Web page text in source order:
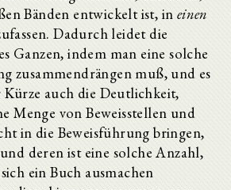
Bänden entwickelt ist, in einen
Dadurch leidet die
Ganzen, indem man eine solche
zusammendrängen muß, und es
auch die Deutlichkeit,
Menge von Beweisstellen und
in die Beweisführung bringen,
deren ist eine solche Anzahl,
ein Buch ausmachen